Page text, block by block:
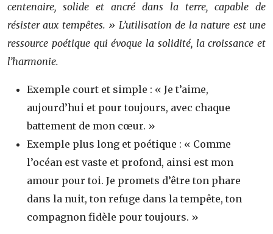
centenaire, solide et ancré dans la terre, capable de
résister aux tempêtes. » L’utilisation de la nature est une
ressource poétique qui évoque la solidité, la croissance et
l’harmonie.
Exemple court et simple : « Je t’aime,
aujourd’hui et pour toujours, avec chaque
battement de mon cœur. »
Exemple plus long et poétique : « Comme
l’océan est vaste et profond, ainsi est mon
amour pour toi. Je promets d’être ton phare
dans la nuit, ton refuge dans la tempête, ton
compagnon fidèle pour toujours. »